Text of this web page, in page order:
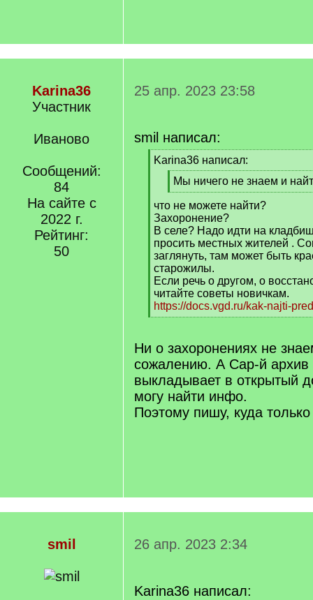
Karina36
Участник
Иваново
Сообщений:
84
На сайте с
2022 г.
Рейтинг:
50
25 апр. 2023 23:58
smil написал:
[Karina36 написал:
[
q
]
Мы ничего не знаем и
[
/
q
]
что не можете найти?
Захоронение?
В селе? Надо идти на
просить местных жителей .
заглянуть, там может быть
старожилы.
Если речь о другом, о
читайте советы новичкам.
https://docs.vgd.ru/kak-najti-
[
q
Ни о захоронениях не
сожалению. А Сар-й
выкладывает в открытый
могу найти инфо.
Поэтому пишу, куда
smil 26 апр. 2023 2:34
Karina36 написал: